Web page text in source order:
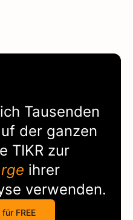
Tausenden
der ganzen
TIKRzur
ihrer
verwenden.
FREE